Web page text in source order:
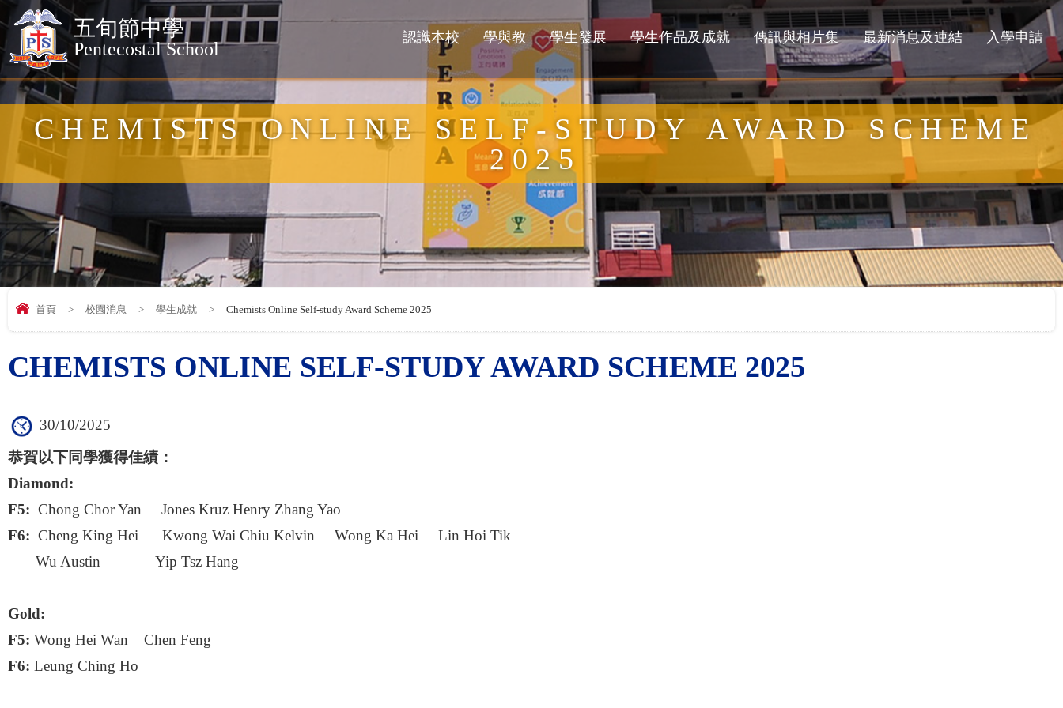
五旬節中學
Pentecostal School
認識本校 學與教 學生發展 學生作品及成就 傳訊與相片集 最新消息及連結 入學申請
CHEMISTS ONLINE SELF-STUDY AWARD SCHEME
2025
首頁 > 校園消息 > 學生成就 > Chemists Online Self-study Award Scheme 2025
CHEMISTS ONLINE SELF-STUDY AWARD SCHEME 2025
30/10/2025
恭賀以下同學獲得佳績：
Diamond:
F5: Chong Chor Yan Jones Kruz Henry Zhang Yao
F6: Cheng King Hei Kwong Wai Chiu Kelvin Wong Ka Hei Lin Hoi Tik
Wu Austin Yip Tsz Hang
Gold:
F5: Wong Hei Wan Chen Feng
F6: Leung Ching Ho